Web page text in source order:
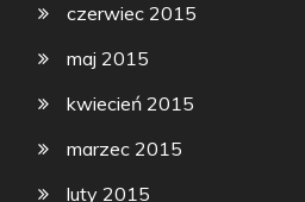
czerwiec 2015
maj 2015
kwiecień 2015
marzec 2015
luty 2015